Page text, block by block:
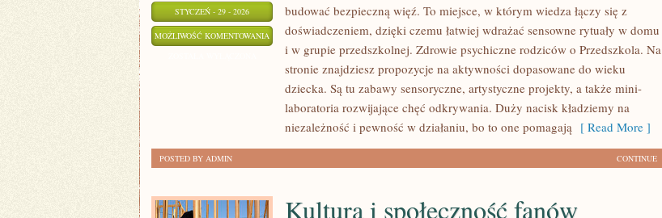
STYCZEŃ - 29 - 2026
MOŻLIWOŚĆ KOMENTOWANIA ZABAWY
AKTYWNOŚCI
budować bezpieczną więź. To miejsce, w którym wiedza łączy się z
doświadczeniem, dzięki czemu łatwiej wdrażać sensowne rytuały w domu
i w grupie przedszkolnej. Zdrowie psychiczne rodziców o Przedszkola. Na
stronie znajdziesz propozycje na aktywności dopasowane do wieku
dziecka. Są tu zabawy sensoryczne, artystyczne projekty, a także mini-
laboratoria rozwijające chęć odkrywania. Duży nacisk kładziemy na
niezależność i pewność w działaniu, bo to one pomagają [ Read More ]
CONTINUE
POSTED BY ADMIN
Kultura i społeczność fanów